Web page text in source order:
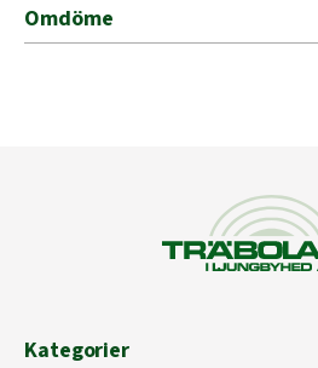
Omdöme
Kategorier